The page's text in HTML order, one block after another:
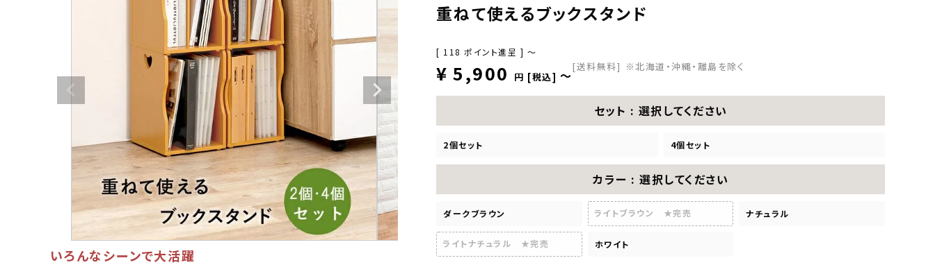
いろんなシーンで大活躍
重ねて使えるブックスタンド
[ 118 ポイント進呈 ] 〜
¥ 5,900 税込 〜
[送料無料] ※北海道・沖縄・離島を除く
セット 選択してください
2個セット 4個セット
カラー 選択してください
ダークブラウン ライトブラウン ★完売 ナチュラル
ライトナチュラル ★完売 ホワイト